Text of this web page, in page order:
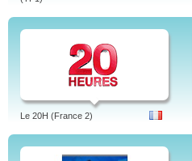
Le 20H (France 2)